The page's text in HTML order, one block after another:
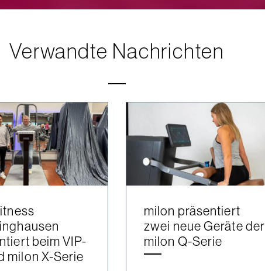
Verwandte Nachrichten
beim VIP-
milon X-Serie
milon präsentiert
zwei neue Geräte der
milon Q-Serie